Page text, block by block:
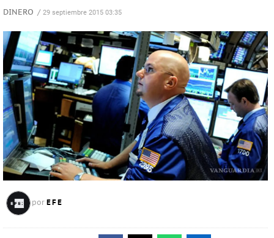
DINERO / 29 septiembre 2015 03:35
por EFE